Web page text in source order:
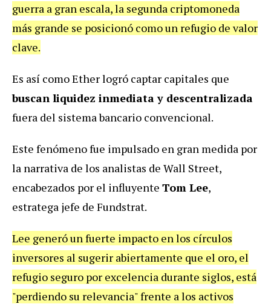
guerra a gran escala, la segunda criptomoneda
más grande se posicionó como un refugio de valor
clave.
Es así como Ether logró captar capitales que
buscan liquidez inmediata y descentralizada
fuera del sistema bancario convencional.
Este fenómeno fue impulsado en gran medida por
la narrativa de los analistas de Wall Street,
encabezados por el influyente Tom Lee,
estratega jefe de Fundstrat.
Lee generó un fuerte impacto en los círculos
inversores al sugerir abiertamente que el oro, el
refugio seguro por excelencia durante siglos, está
"perdiendo su relevancia" frente a los activos